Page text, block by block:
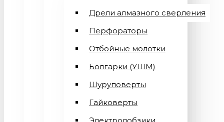
Дрели алмазного сверления
Перфораторы
Отбойные молотки
Болгарки (УШМ)
Шуруповерты
Гайковерты